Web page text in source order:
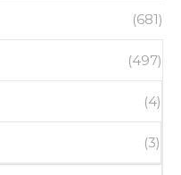
(681)
(497)
(4)
(3)